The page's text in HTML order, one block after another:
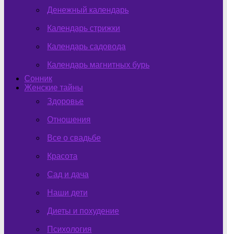
Денежный календарь
Календарь стрижки
Календарь садовода
Календарь магнитных бурь
Сонник
Женские тайны
Здоровье
Отношения
Все о свадьбе
Красота
Сад и дача
Наши дети
Диеты и похудение
Психология